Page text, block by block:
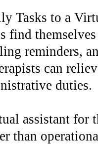
Tasks to a
find
reminders,
can
duties.
assistant for
than